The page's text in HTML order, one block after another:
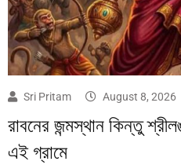
Sri Pritam August 8, 2026
রাবনের জন্মস্থান কিন্তু
এই গ্রামে